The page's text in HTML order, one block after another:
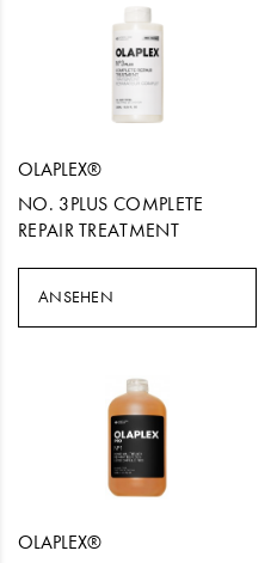
OLAPLEX®
NO. 3PLUS COMPLETE
REPAIR TREATMENT
ANSEHEN
OLAPLEX®